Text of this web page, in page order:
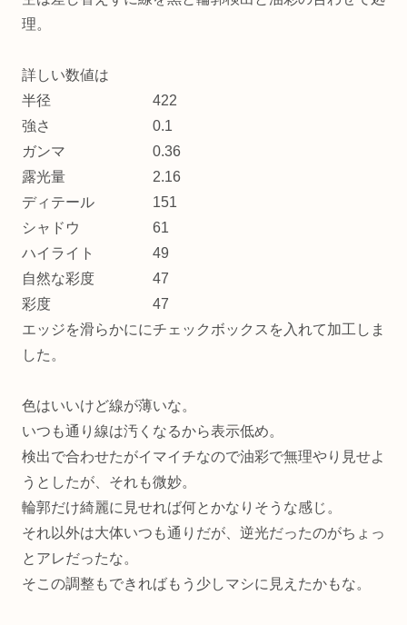
理。
詳しい数値は
半径 422
強さ 0.1
ガンマ 0.36
露光量 2.16
ディテール 151
シャドウ 61
ハイライト 49
自然な彩度 47
彩度 47
エッジを滑らかににチェックボックスを入れて加工しま
した。
色はいいけど線が薄いな。
いつも通り線は汚くなるから表示低め。
検出で合わせたがイマイチなので油彩で無理やり見せよ
うとしたが、それも微妙。
輪郭だけ綺麗に見せれば何とかなりそうな感じ。
それ以外は大体いつも通りだが、逆光だったのがちょっ
とアレだったな。
そこの調整もできればもう少しマシに見えたかもな。